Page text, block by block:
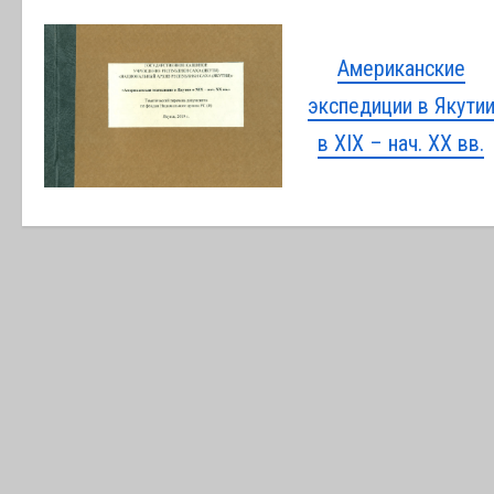
Американские
экспедиции в Якутии
в XIX – нач. XX вв.